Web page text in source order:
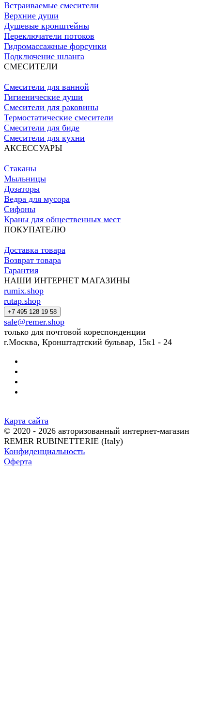
Встраиваемые смесители
Верхние души
Душевые кронштейны
Переключатели потоков
Гидромассажные форсунки
Подключение шланга
СМЕСИТЕЛИ
Смесители для ванной
Гигиенические души
Смесители для раковины
Термостатические смесители
Смесители для биде
Смесители для кухни
АКСЕССУАРЫ
Стаканы
Мыльницы
Дозаторы
Ведра для мусора
Сифоны
Краны для общественных мест
ПОКУПАТЕЛЮ
Доставка товара
Возврат товара
Гарантия
НАШИ ИНТЕРНЕТ МАГАЗИНЫ
rumix.shop
rutap.shop
+7 495 128 19 58
sale@remer.shop
только для почтовой кореспонденции
г.Москва, Кронштадтский бульвар, 15к1 - 24
Карта сайта
© 2020 - 2026 авторизованный интернет-магазин
REMER RUBINETTERIE (Italy)
Конфиденциальность
Оферта